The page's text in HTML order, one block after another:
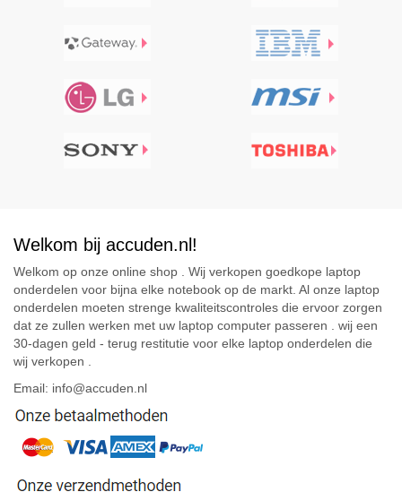
Welkom bij accuden.nl!
Welkom op onze online shop . Wij verkopen goedkope laptop
onderdelen voor bijna elke notebook op de markt. Al onze laptop
onderdelen moeten strenge kwaliteitscontroles die ervoor zorgen
dat ze zullen werken met uw laptop computer passeren . wij een
30-dagen geld - terug restitutie voor elke laptop onderdelen die
wij verkopen .
Email: info@accuden.nl